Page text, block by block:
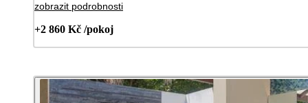
zobrazit podrobnosti
+2 860 Kč /pokoj